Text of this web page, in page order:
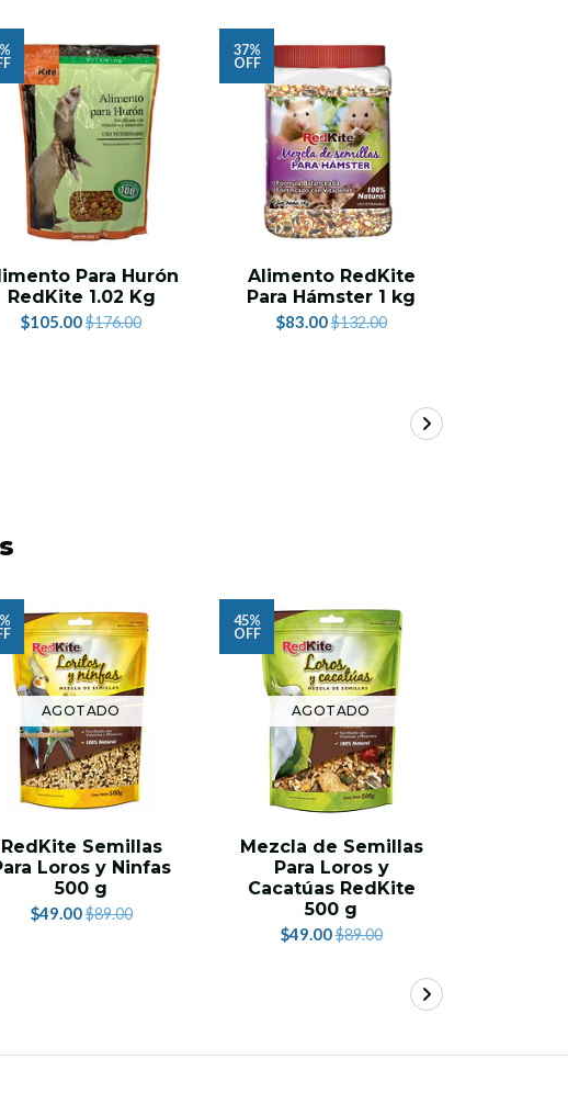
Para Hurón
RedKite 1.02 Kg
$105.00$176.00
37%
OFF
Alimento RedKite
Para Hámster 1 kg
$83.00$132.00
AGOTADO
RedKite Semillas
Loros y Ninfas
500 g
$49.00$89.00
45%
OFF
AGOTADO
Mezcla de Semillas
Para Loros y
Cacatúas RedKite
500 g
$49.00$89.00